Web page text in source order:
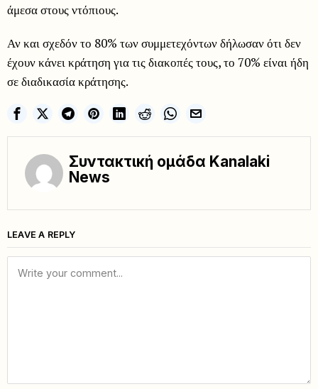
άμεσα στους ντόπιους.
Αν και σχεδόν το 80% των συμμετεχόντων δήλωσαν ότι δεν
έχουν κάνει κράτηση για τις διακοπές τους, το 70% είναι ήδη
σε διαδικασία κράτησης.
Συντακτική ομάδα Kanalaki
News
LEAVE A REPLY